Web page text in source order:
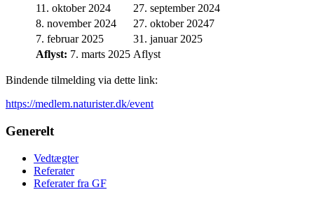
11. oktober 2024
27. september 2024
8. november 2024
27. oktober 20247
7. februar 2025
31. januar 2025
Aflyst: 7. marts 2025 Aflyst
Bindende tilmelding via dette link:
https://medlem.naturister.dk/event
Generelt
Vedtægter
Referater
Referater fra GF